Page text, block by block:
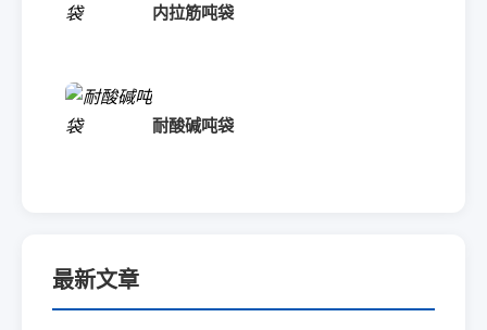
内拉筋吨袋
耐酸碱吨袋
最新文章